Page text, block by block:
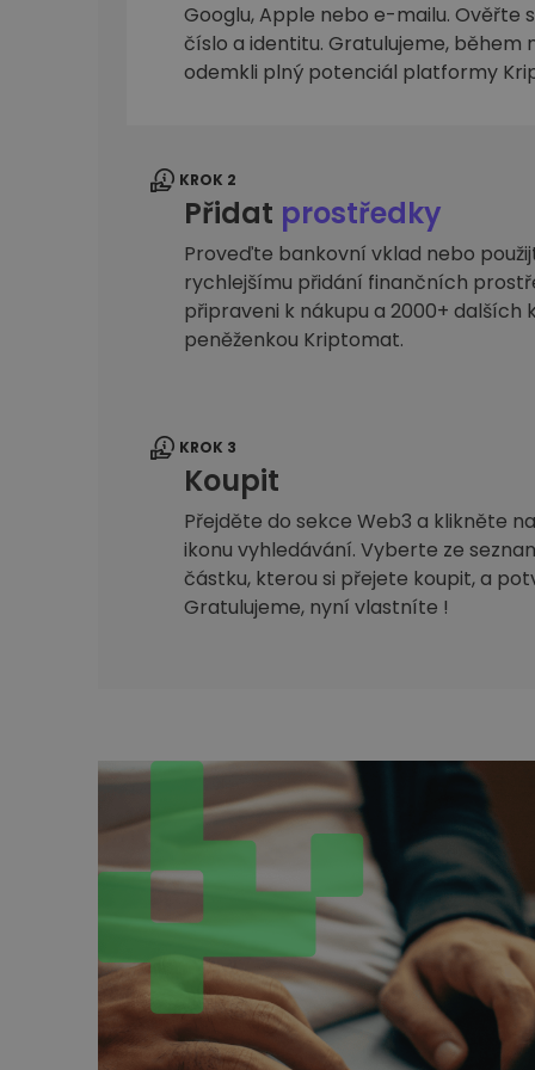
Průzkumník investic
Najdi svou krypto strategii
Googlu, Apple nebo e-mailu. Ověřte
číslo a identitu. Gratulujeme, během
odemkli plný potenciál platformy
KROK 2
Přidat prostředky
Proveďte bankovní vklad nebo
rychlejšímu přidání finančních
připraveni k nákupu a 2000+ dalších
peněženkou Kriptomat.
KROK 3
Koupit
Přejděte do sekce Web3 a klikněte
ikonu vyhledávání. Vyberte ze
částku, kterou si přejete koupit, a
Gratulujeme, nyní vlastníte !